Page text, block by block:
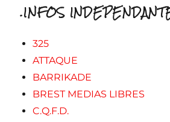
.INFOS
325
ATTAQUE
BARRIKADE
BREST MEDIAS LIBRES
C.Q.F.D.